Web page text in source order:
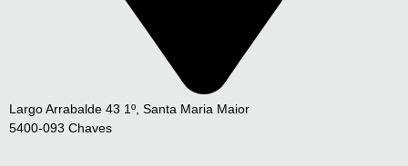
Largo Arrabalde 43 1º, Santa Maria Maior
5400-093 Chaves